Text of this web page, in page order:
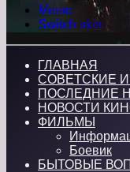
Меню
Switch skin
ГЛАВНАЯ
СОВЕТСКИЕ
ПОСЛЕДНИЕ
НОВОСТИ
ФИЛЬМЫ
Боевик
БЫТОВЫЕ